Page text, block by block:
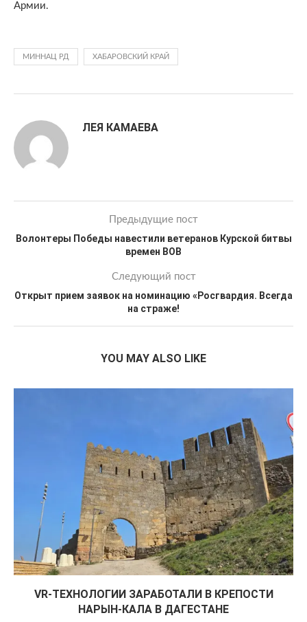
Армии.
МИННАЦ РД ХАБАРОВСКИЙ КРАЙ
ЛЕЯ КАМАЕВА
Предыдущие пост
Волонтеры Победы навестили ветеранов Курской битвы
времен ВОВ
Следующий пост
Открыт прием заявок на номинацию «Росгвардия. Всегда
на страже!
YOU MAY ALSO LIKE
VR-ТЕХНОЛОГИИ ЗАРАБОТАЛИ В КРЕПОСТИ
НАРЫН-КАЛА В ДАГЕСТАНЕ